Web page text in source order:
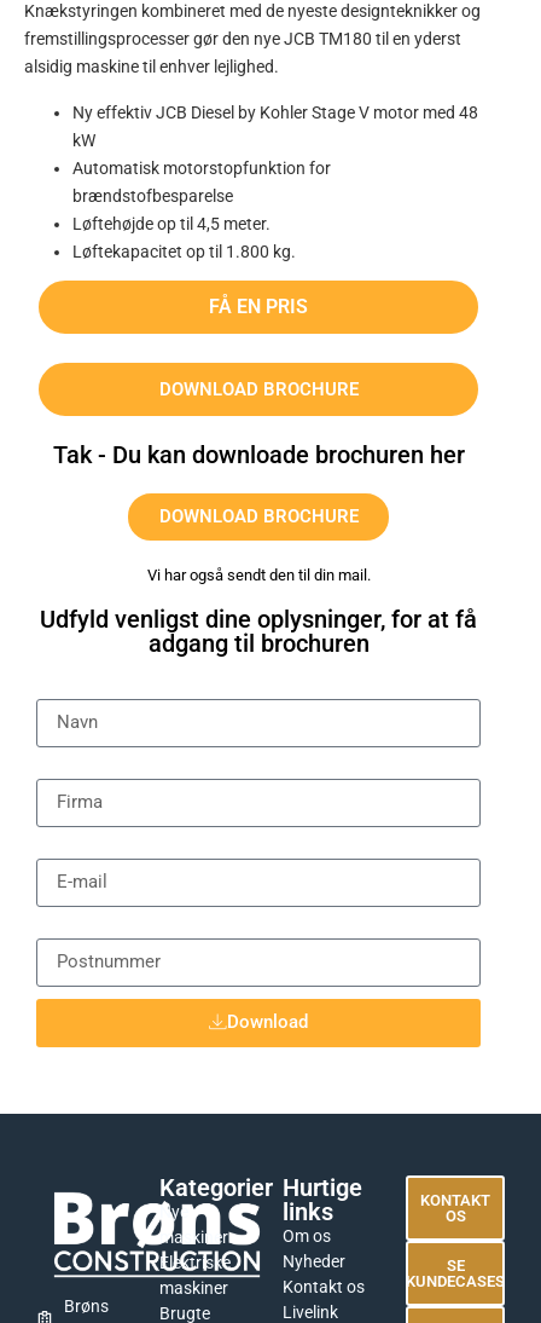
Knækstyringen kombineret med de nyeste designteknikker og
fremstillingsprocesser gør den nye JCB TM180 til en yderst
alsidig maskine til enhver lejlighed.
Ny effektiv JCB Diesel by Kohler Stage V motor med 48
kW
Automatisk motorstopfunktion for
brændstofbesparelse
Løftehøjde op til 4,5 meter.
Løftekapacitet op til 1.800 kg.
FÅ EN PRIS
DOWNLOAD BROCHURE
Tak - Du kan downloade brochuren her
DOWNLOAD BROCHURE
Vi har også sendt den til din mail.
Udfyld venligst dine oplysninger, for at få
adgang til brochuren
Download
Brøns
Kategorier
Nye
maskiner
Elektriske
maskiner
Brugte
Hurtige
links
Om os
Nyheder
Kontakt os
Livelink
KONTAKT
OS
SE
KUNDECASES